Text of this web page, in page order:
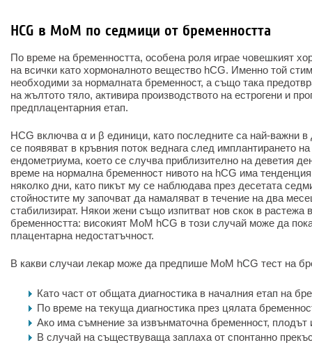
HCG в MoM по седмици от бременността
По време на бременността, особена роля играе човешкият
на всички като хормоналното вещество hCG. Именно той
необходими за нормалната бременност, а също така
на жълтото тяло, активира производството на естрогени и
предплацентарния етап.
HCG включва α и β единици, като последните са най-важни в
се появяват в кръвния поток веднага след имплантирането
ендометриума, което се случва приблизително на деветия
време на нормална бременност нивото на hCG има
няколко дни, като пикът му се наблюдава през десетата
стойностите му започват да намаляват в течение на два
стабилизират. Някои жени също изпитват нов скок в растежа
бременността: високият MoM hCG в този случай може да
плацентарна недостатъчност.
В какви случаи лекар може да предпише MoM hCG тест на
Като част от общата диагностика в началния етап на
По време на текуща диагностика през цялата
Ако има съмнение за извънматочна бременност, плодът
В случай на съществуваща заплаха от спонтанно